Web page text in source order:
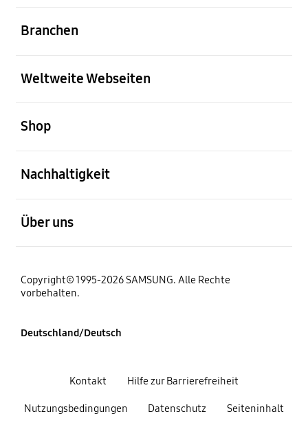
Branchen
Weltweite Webseiten
Shop
Nachhaltigkeit
Über uns
Copyright© 1995-2026 SAMSUNG. Alle Rechte
vorbehalten.
Deutschland/Deutsch
Kontakt Hilfe zur Barrierefreiheit
Nutzungsbedingungen Datenschutz Seiteninhalt